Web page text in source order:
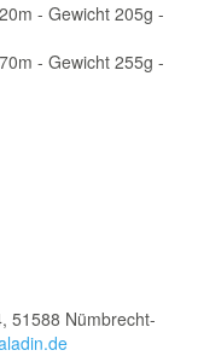
- Gewicht 205g -
- Gewicht 255g -
51588 Nümbrecht-